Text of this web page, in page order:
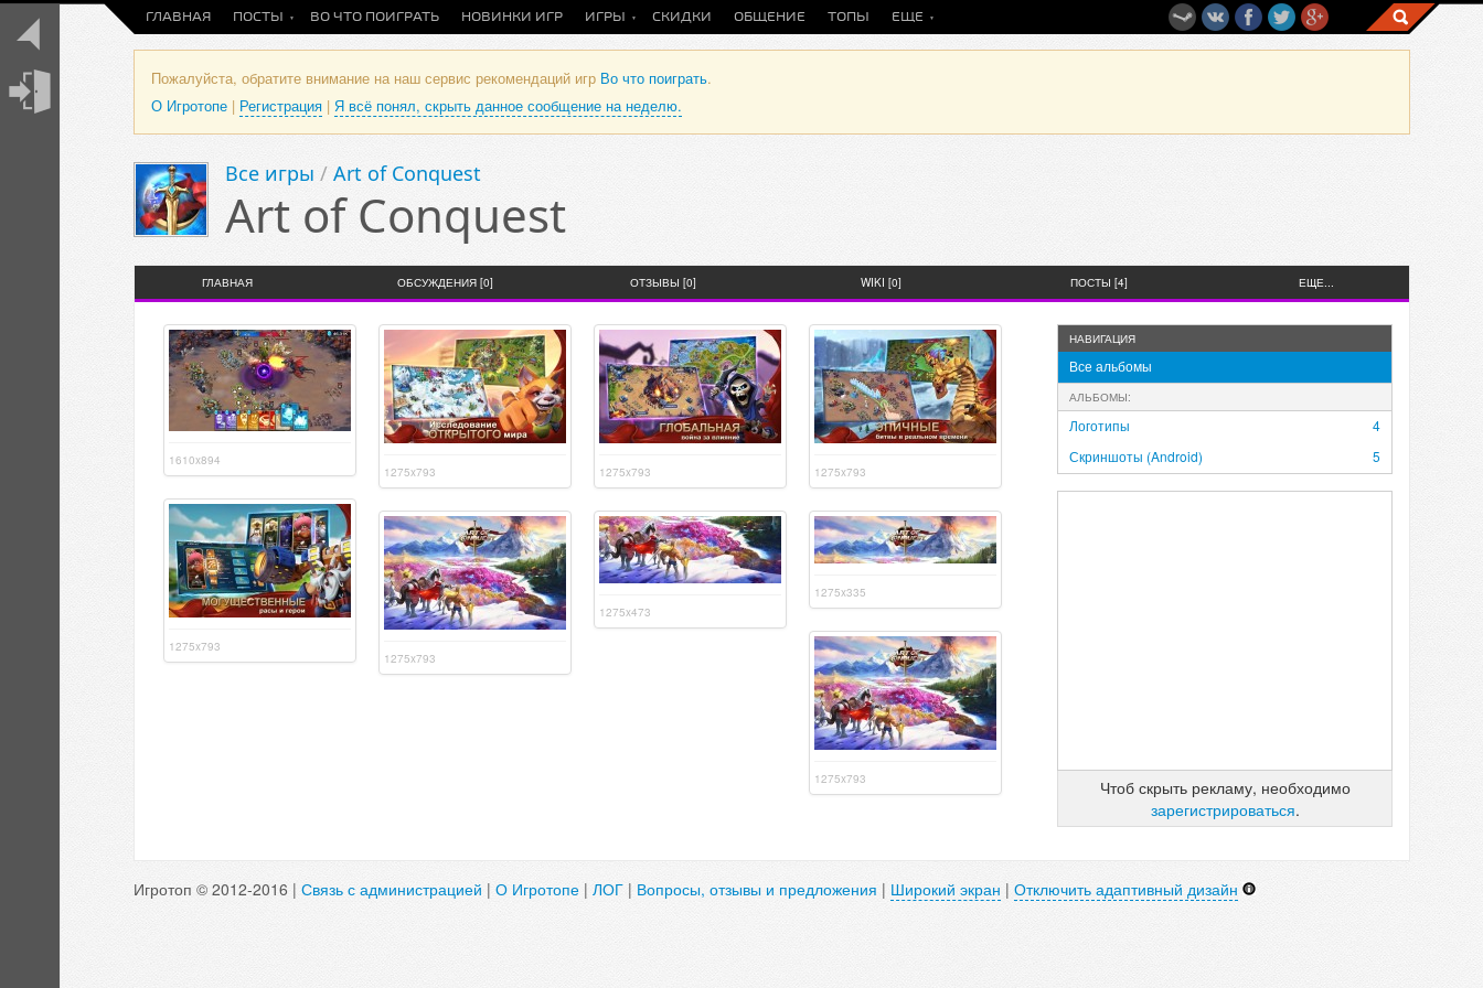
ГЛАВНАЯ ПОСТЫ ВО ЧТО ПОИГРАТЬ НОВИНКИ ИГР ИГРЫ СКИДКИ ОБЩЕНИЕ ТОПЫ ЕЩЕ
Пожалуйста, обратите внимание на наш сервис рекомендаций игр Во что поиграть.
О Игротопе | Регистрация | Я всё понял, скрыть данное сообщение на неделю.
Все игры / Art of Conquest
Art of Conquest
ГЛАВНАЯ ОБСУЖДЕНИЯ [0] ОТЗЫВЫ [0] WIKI [0] ПОСТЫ [4] ЕЩЕ...
1610x894
1275x793 1275x793 1275x793
1275x793
1275x793
1275x473
1275x335
1275x793
НАВИГАЦИЯ
Все альбомы
АЛЬБОМЫ:
4
Логотипы
5
Скриншоты (Android)
Чтоб скрыть рекламу, необходимо
зарегистрироваться.
Игротоп © 2012-2016 | Связь с администрацией | О Игротопе | ЛОГ | Вопросы, отзывы и предложения | Широкий экран | Отключить адаптивный дизайн